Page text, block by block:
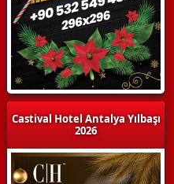
Castival Hotel Antalya Yılbaşı
2026